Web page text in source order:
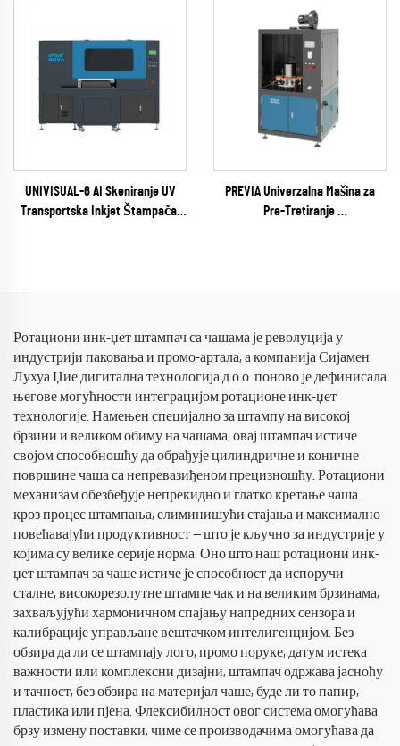
UNIVISUAL-6 AI Skeniranje UV
Transportska Inkjet Štampača
PREVIA Univerzalna Mašina za
Pre-Tretiranje
Ротациони инк-џет штампач са чашама је револуција у
индустрији паковања и промо-артала, а компанија Сијамен
Лухуа Џие дигитална технологија д.о.о. поново је дефинисала
његове могућности интеграцијом ротационе инк-џет
технологије. Намењен специјално за штампу на високој
брзини и великом обиму на чашама, овај штампач истиче
својом способношћу да обрађује цилиндричне и коничне
површине чаша са непревазиђеном прецизношћу. Ротациони
механизам обезбеђује непрекидно и глатко кретање чаша
кроз процес штампања, елиминишући стајања и максимално
повећавајући продуктивност — што је кључно за индустрије у
којима су велике серије норма. Оно што наш ротациони инк-
џет штампач за чаше истиче је способност да испоручи
сталне, високорезолутне штампе чак и на великим брзинама,
захваљујући хармоничном спајању напредних сензора и
калибрације управљане вештачком интелигенцијом. Без
обзира да ли се штампају лого, промо поруке, датум истека
важности или комплексни дизајни, штампач одржава јасноћу
и тачност, без обзира на материјал чаше, буде ли то папир,
пластика или пјена. Флексибилност овог система омогућава
брзу измену поставки, чиме се производачима омогућава да